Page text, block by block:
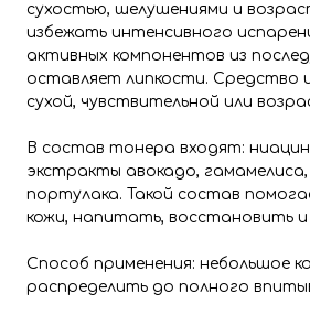
сухостью, шелушениями и
избежать интенсивного
активных компонентов из
оставляет липкости. Средство
сухой, чувствительной или
В состав тонера входят:
экстракты авокадо, гамамелиса,
портулака. Такой состав
кожи, напитать, восстановить
Способ применения: небольшое
распределить до полного